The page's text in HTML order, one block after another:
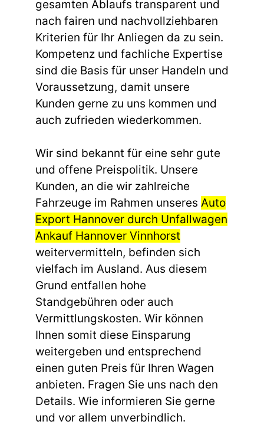
gesamten Ablaufs transparent und
nach fairen und nachvollziehbaren
Kriterien für Ihr Anliegen da zu sein.
Kompetenz und fachliche Expertise
sind die Basis für unser Handeln und
Voraussetzung, damit unsere
Kunden gerne zu uns kommen und
auch zufrieden wiederkommen.
Wir sind bekannt für eine sehr gute
und offene Preispolitik. Unsere
Kunden, an die wir zahlreiche
Fahrzeuge im Rahmen unseres Auto
Export Hannover durch Unfallwagen
Ankauf Hannover Vinnhorst
weitervermitteln, befinden sich
vielfach im Ausland. Aus diesem
Grund entfallen hohe
Standgebühren oder auch
Vermittlungskosten. Wir können
Ihnen somit diese Einsparung
weitergeben und entsprechend
einen guten Preis für Ihren Wagen
anbieten. Fragen Sie uns nach den
Details. Wie informieren Sie gerne
und vor allem unverbindlich.